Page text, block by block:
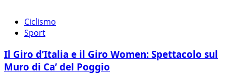
Ciclismo
Sport
Il Giro d’Italia e il Giro Women: Spettacolo sul
Muro di Ca’ del Poggio